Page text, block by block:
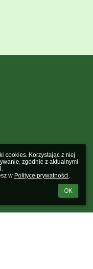
cookies. Korzystając z niej
zgodnie z aktualnymi
w Polityce prywatności.
OK